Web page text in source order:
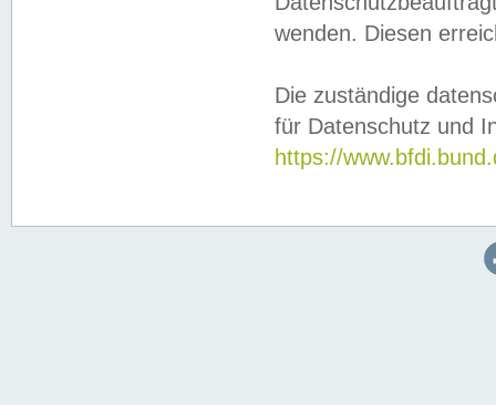
wenden. Diesen
Die zuständige
für Datenschutz und
https://